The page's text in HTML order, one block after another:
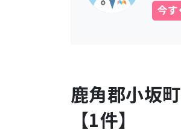
鹿角郡小坂町
【1件】